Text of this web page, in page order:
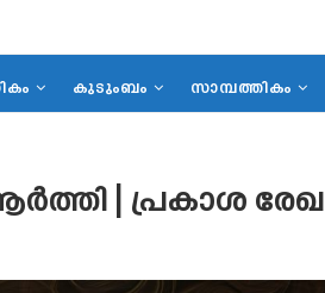
കുടുംബം സാമ്പത്തികം
| പ്രകാശ രേഖ